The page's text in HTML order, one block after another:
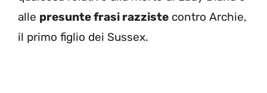
alle presunte frasi razziste contro Archie,
il primo figlio dei Sussex.